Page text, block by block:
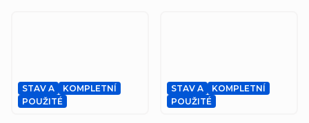
STAV A
KOMPLETNÍ
POUŽITÉ
STAV A
KOMPLETNÍ
POUŽITÉ